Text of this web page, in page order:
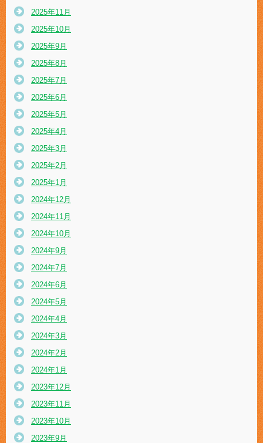
2025年11月
2025年10月
2025年9月
2025年8月
2025年7月
2025年6月
2025年5月
2025年4月
2025年3月
2025年2月
2025年1月
2024年12月
2024年11月
2024年10月
2024年9月
2024年7月
2024年6月
2024年5月
2024年4月
2024年3月
2024年2月
2024年1月
2023年12月
2023年11月
2023年10月
2023年9月